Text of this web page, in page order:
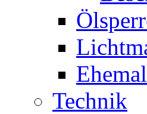
Technik